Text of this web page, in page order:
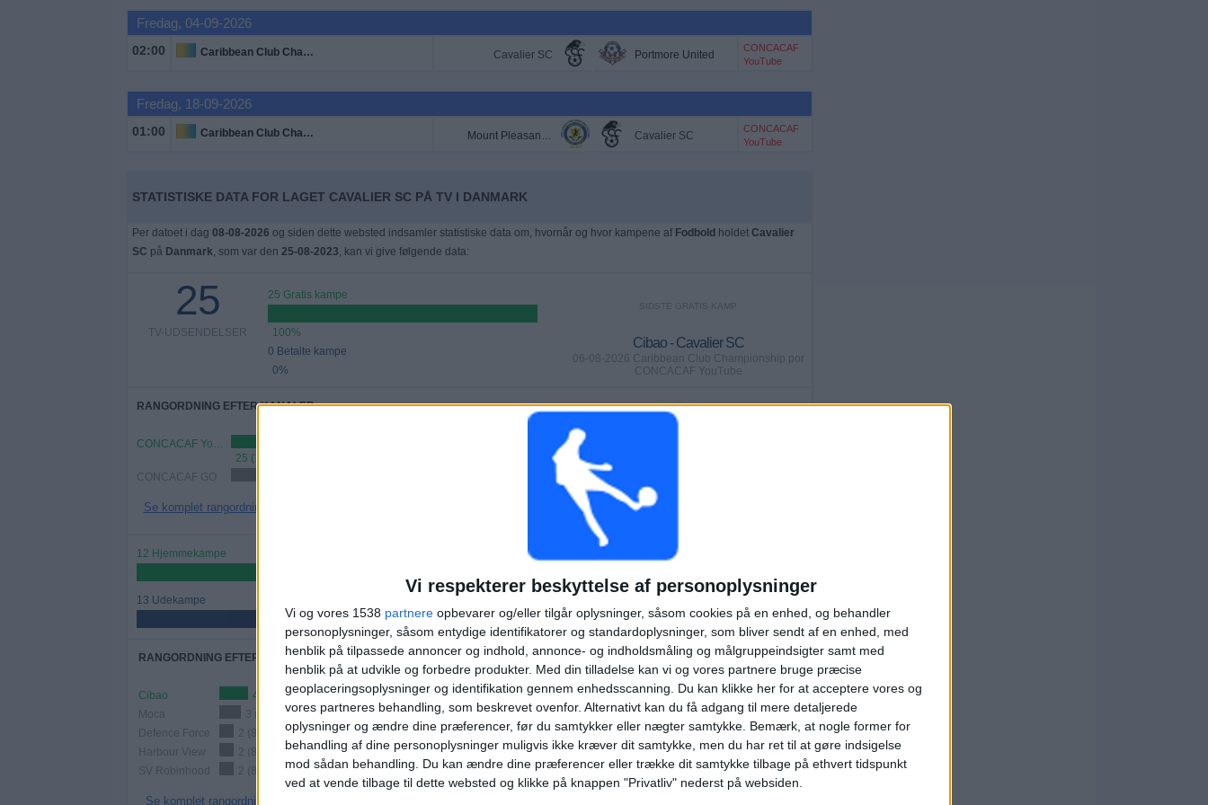
Vi respekterer beskyttelse af personoplysninger
Vi og vores 1538 partnere opbevarer og/eller tilgår oplysninger, såsom cookies på en enhed, og behandler
personoplysninger, såsom entydige identifikatorer og standardoplysninger, som bliver sendt af en enhed, med
henblik på tilpassede annoncer og indhold, annonce- og indholdsmåling og målgruppeindsigter samt med
henblik på at udvikle og forbedre produkter. Med din tilladelse kan vi og vores partnere bruge præcise
geoplaceringsoplysninger og identifikation gennem enhedsscanning. Du kan klikke her for at acceptere vores og
vores partneres behandling, som beskrevet ovenfor. Alternativt kan du få adgang til mere detaljerede
oplysninger og ændre dine præferencer, før du samtykker eller nægter samtykke. Bemærk, at nogle former for
behandling af dine personoplysninger muligvis ikke kræver dit samtykke, men du har ret til at gøre indsigelse
mod sådan behandling.
Du kan ændre dine præferencer eller trække dit samtykke tilbage på ethvert tidspunkt
ved at vende tilbage til dette websted og klikke på knappen "Privatliv" nederst på websiden.
Fredag, 04-09-2026
02:00 Caribbean Club Championship Cavalier SC Portmore United
CONCACAF
YouTube
Fredag, 18-09-2026
01:00 Caribbean Club Championship Mount Pleasant FA Cavalier SC
CONCACAF
YouTube
STATISTISKE DATA FOR LAGET CAVALIER SC PÅ TV I DANMARK
Per datoet i dag 08-08-2026 og siden dette websted indsamler statistiske data om, hvornår og hvor kampene af Fodbold holdet Cavalier
SC på Danmark, som var den 25-08-2023, kan vi give følgende data:
25
TV-UDSENDELSER
25 Gratis kampe
100%
0 Betalte kampe
0%
SIDSTE GRATIS KAMP
Cibao - Cavalier SC
06-08-2026 Caribbean Club Championship por
CONCACAF YouTube
RANGORDNING EFTER KANALER
CONCACAF YouTube
25 (100%)
CONCACAF GO
Se komplet rangordning
UTEN GRATIS
KAMP
KAMPER
0
KONTINUERLIGT
BETALTE
12 Hjemmekampe
13 Udekampe
52%
15
MODSTANDERE
MAKSIMUM
4
VS Cibao
TOTAL
2
KONKURRENCER
RANGORDNING EFTER HOLD
Cibao
4 (16%)
Moca
3 (12%)
Defence Force
2 (8%)
Harbour View
2 (8%)
SV Robinhood
2 (8%)
Se komplet rangordning
RANGORDNING EFTER KONKURRENCER
Caribbean Club Championship
21 (84%)
CONCACAF Champions League
4 (16%)
Se komplet rangordning